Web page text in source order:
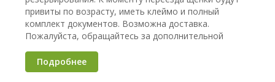
привиты по возрасту, иметь клеймо и полный
комплект документов. Возможна доставка.
Пожалуйста, обращайтесь за дополнительной
Подробнее